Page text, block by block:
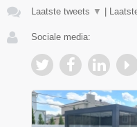
Laatste tweets ▼
Sociale media: